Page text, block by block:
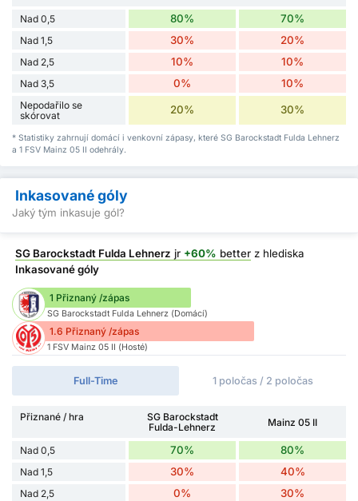
Nad 0,5
80% 70%
Nad 1,5 30% 20%
Nad 2,5 10% 10%
Nad 3,5 0% 10%
Nepodařilo se
skórovat
20% 30%
* Statistiky zahrnují domácí i venkovní zápasy, které SG Barockstadt Fulda Lehnerz
a 1 FSV Mainz 05 II odehrály.
Inkasované góly
Jaký tým inkasuje gól?
SG Barockstadt Fulda Lehnerz jr +60% better z hlediska
Inkasované góly
1 Přiznaný /zápas
SG Barockstadt Fulda Lehnerz (Domácí)
1.6 Přiznaný /zápas
1 FSV Mainz 05 II (Hosté)
Full-Time 1 poločas / 2 poločas
Přiznané / hra
SG Barockstadt
Fulda-Lehnerz
Mainz 05 II
Nad 0,5 70% 80%
Nad 1,5 30% 40%
Nad 2,5 0% 30%